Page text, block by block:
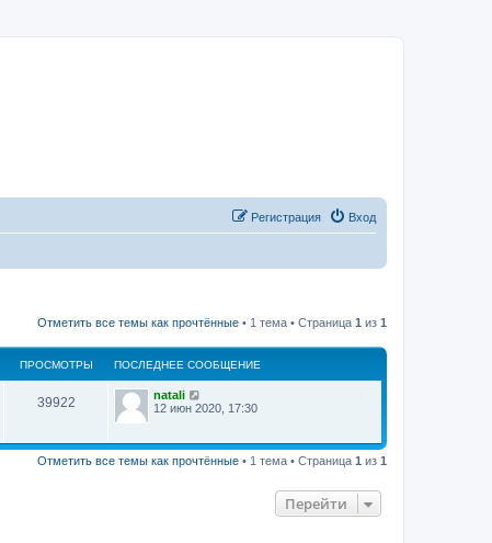
Вход
Регистрация
Отметить все темы как прочтённые • 1 тема • Страница 1 из 1
ПРОСМОТРЫ ПОСЛЕДНЕЕ СООБЩЕНИЕ
39922
natali
12 июн 2020, 17:30
Отметить все темы как прочтённые • 1 тема • Страница 1 из 1
Перейти